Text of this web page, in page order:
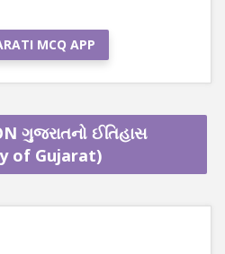
MCQ APP
ગુજરાતનો ઈતિહાસ
of Gujarat)